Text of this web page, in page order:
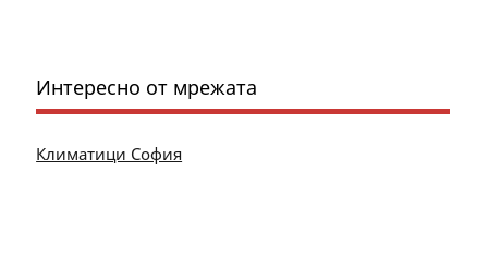
Интересно от мрежата
Климатици София